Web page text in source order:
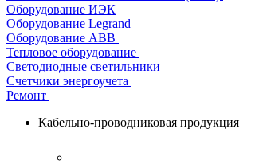
Оборудование ИЭК
Оборудование Legrand
Оборудование АВВ
Тепловое оборудование
Светодиодные светильники
Счетчики энергоучета
Ремонт
Кабельно-проводниковая продукция